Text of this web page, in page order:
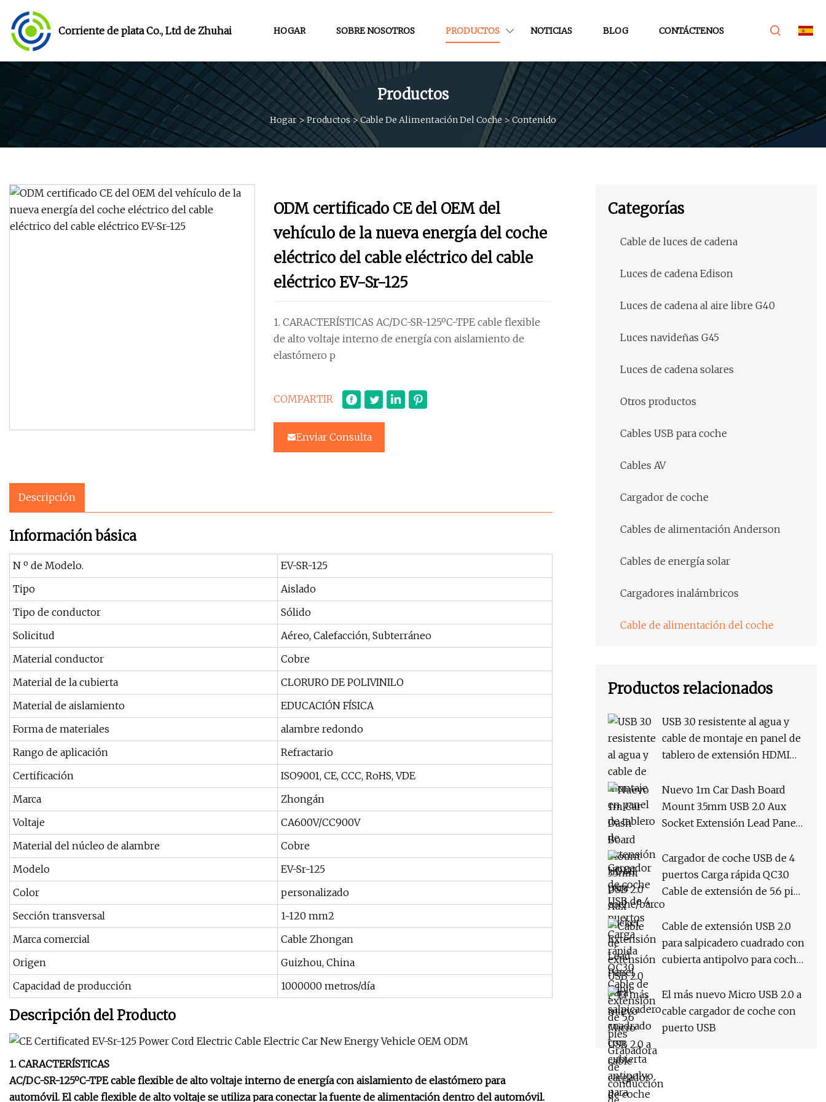
Corriente de plata Co., Ltd de Zhuhai HOGAR SOBRE NOSOTROS PRODUCTOS NOTICIAS BLOG CONTÁCTENOS
Productos
Hogar> Productos> Cable De Alimentación Del Coche >Contenido
ODM certificado CE del OEM del
vehículo de la nueva energía del coche
eléctrico del cable eléctrico del cable
eléctrico EV-Sr-125
1. CARACTERÍSTICAS AC/DC-SR-125ºC-TPE cable flexible
de alto voltaje interno de energía con aislamiento de
elastómero p
COMPARTIR
Enviar Consulta
Descripción
Información básica
N º de Modelo.
EV-SR-125
Tipo
Aislado
Tipo de conductor
Sólido
Solicitud
Aéreo, Calefacción, Subterráneo
Material conductor
Cobre
Material de la cubierta
CLORURO DE POLIVINILO
Material de aislamiento
EDUCACIÓN FÍSICA
Forma de materiales
alambre redondo
Rango de aplicación
Refractario
Certificación
ISO9001, CE, CCC, RoHS, VDE
Marca
Zhongán
Voltaje
CA600V/CC900V
Material del núcleo de alambre
Cobre
Modelo
EV-Sr-125
Color
personalizado
Sección transversal
1~120 mm2
Marca comercial
Cable Zhongan
Origen
Guizhou, China
Capacidad de producción
1000000 metros/día
Descripción del Producto
1. CARACTERÍSTICAS
AC/DC-SR-125ºC-TPE cable flexible de alto voltaje interno de energía con aislamiento de elastómero para
automóvil. El cable flexible de alto voltaje se utiliza para conectar la fuente de alimentación dentro del automóvil.
Categorías
Cable de luces de cadena
Luces de cadena Edison
Luces de cadena al aire libre G40
Luces navideñas G45
Luces de cadena solares
Otros productos
Cables USB para coche
Cables AV
Cargador de coche
Cables de alimentación Anderson
Cables de energía solar
Cargadores inalámbricos
Cable de alimentación del coche
Productos relacionados
USB 3.0 resistente al agua y
cable de montaje en panel de
tablero de extensión HDMI
Nuevo 1m Car Dash Board
Mount 3.5mm USB 2.0 Aux
Socket Extensión Lead Panel
Cargador de coche USB de 4
puertos Carga rápida QC3.0
Cable de extensión de 5.6 pies
Grabadora de conducción de
teléfono móvil Carga rápida
Cable de extensión USB 2.0
para salpicadero cuadrado con
cubierta antipolvo para coche,
El más nuevo Micro USB 2.0 a
cable cargador de coche con
puerto USB